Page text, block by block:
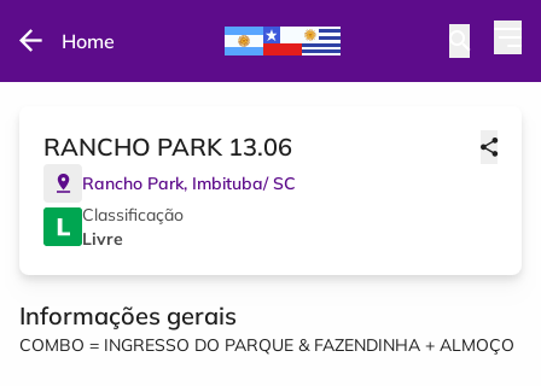
Home
RANCHO PARK 13.06
Rancho Park, Imbituba/SC
Classificação
Livre
Informações gerais
COMBO = INGRESSO DO PARQUE & FAZENDINHA + ALMOÇO